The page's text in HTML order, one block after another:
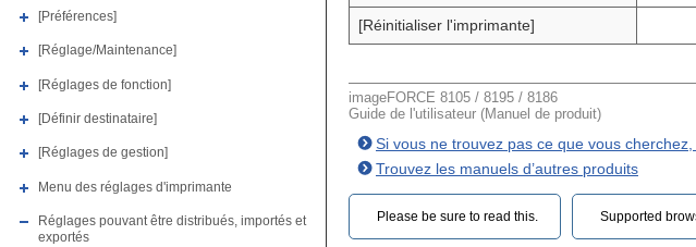
[Préférences]
[Réglage/Maintenance]
[Réglages de fonction]
[Définir destinataire]
[Réglages de gestion]
Menu des réglages d'imprimante
Réglages pouvant être distribués, importés et
exportés
[Réinitialiser l'imprimante]
imageFORCE 8105 / 8195 / 8186
Guide de l'utilisateur (Manuel de produit)
Si vous ne trouvez pas ce que vous
Trouvez les manuels d’autres produits
Please be sure to read this.‎ Supported